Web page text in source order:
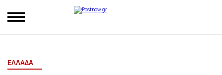
ΕΛΛΑΔΑ